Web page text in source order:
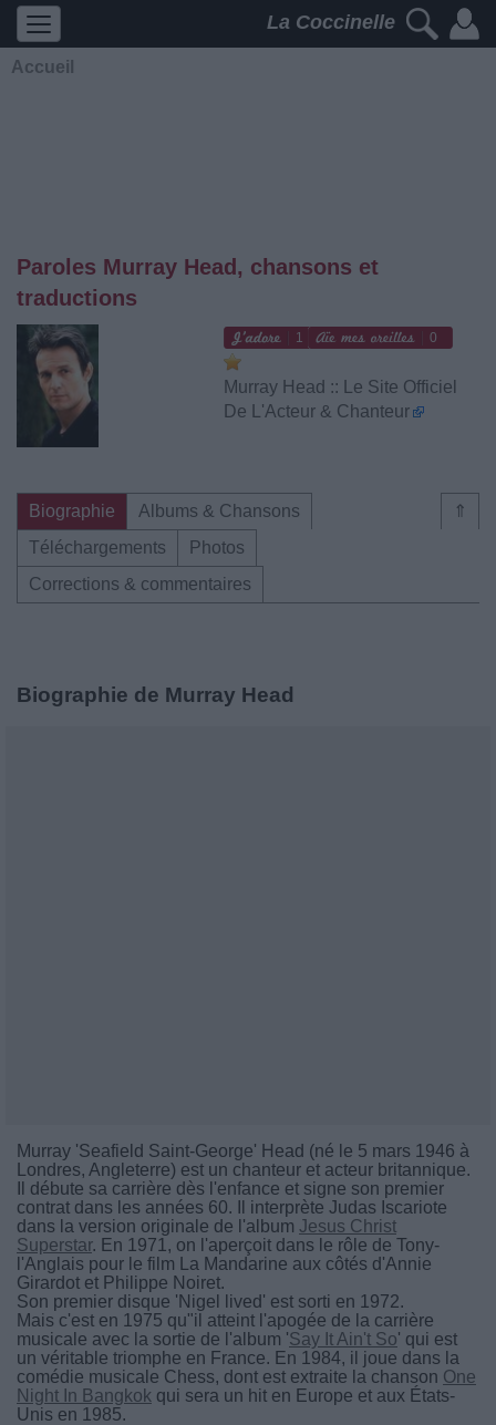
La Coccinelle
Accueil
Paroles Murray Head, chansons et
traductions
1 0
Murray Head :: Le Site Officiel
De L'Acteur & Chanteur
⇑
Biographie
Albums & Chansons
Téléchargements
Photos
Corrections & commentaires
Biographie de Murray Head
Murray 'Seafield Saint-George' Head (né le 5 mars 1946 à
Londres, Angleterre) est un chanteur et acteur britannique.
Il débute sa carrière dès l'enfance et signe son premier
contrat dans les années 60. Il interprète Judas Iscariote
dans la version originale de l'album Jesus Christ
Superstar. En 1971, on l'aperçoit dans le rôle de Tony-
l'Anglais pour le film La Mandarine aux côtés d'Annie
Girardot et Philippe Noiret.
Son premier disque 'Nigel lived' est sorti en 1972.
Mais c'est en 1975 qu"il atteint l'apogée de la carrière
musicale avec la sortie de l'album 'Say It Ain't So' qui est
un véritable triomphe en France. En 1984, il joue dans la
comédie musicale Chess, dont est extraite la chanson One
Night In Bangkok qui sera un hit en Europe et aux États-
Unis en 1985.